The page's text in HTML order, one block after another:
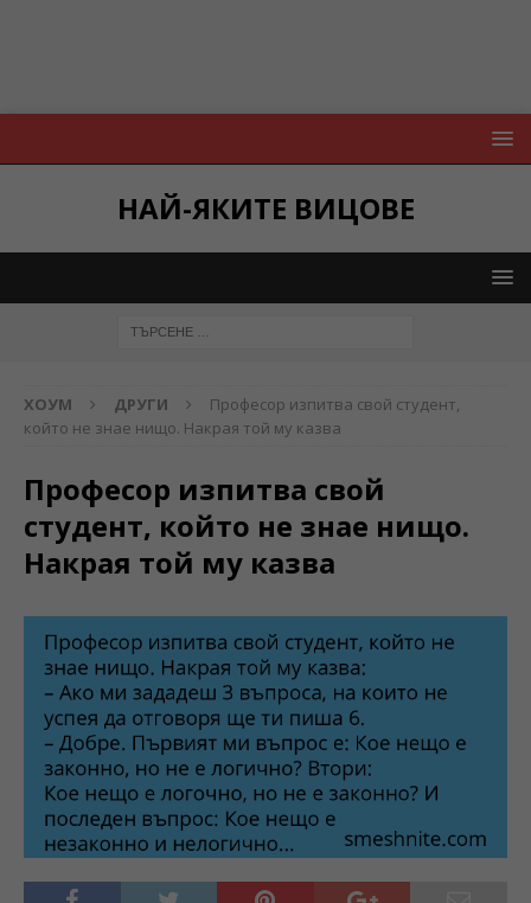
НАЙ-ЯКИТЕ ВИЦОВЕ
ХОУМ ДРУГИ
Професор изпитва свой студент,
който не знае нищо. Накрая той му казва
Професор изпитва свой
студент, който не знае нищо.
Накрая той му казва